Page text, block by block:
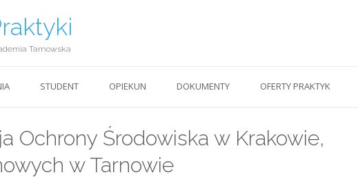
Tarnowska
STUDENT OPIEKUN DOKUMENTY OFERTY PRAKTYK
Ochrony Środowiska w Krakowie,
w Tarnowie